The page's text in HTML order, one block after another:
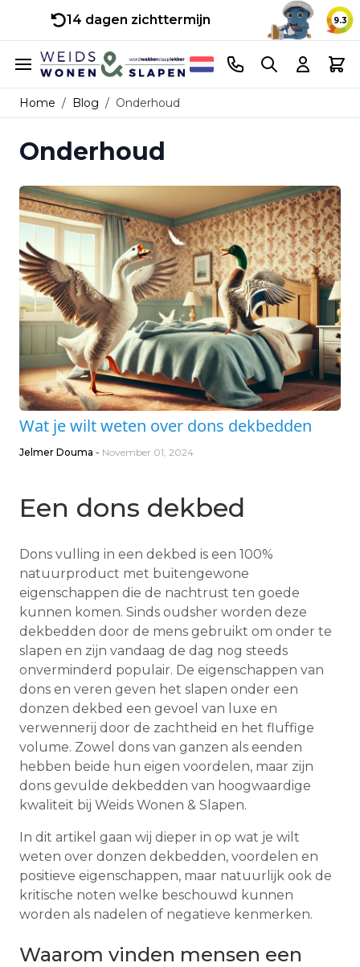
14 dagen zichttermijn 9.3
Ga naar de inhoud
Telefoonnummer
Search Cart
Home / Blog / Onderhoud
Onderhoud
Wat je wilt weten over dons dekbedden
Jelmer Douma - November 01, 2024
Een dons dekbed
Dons vulling in een dekbed is een 100%
natuurproduct met buitengewone
eigenschappen die de nachtrust ten goede
kunnen komen. Sinds oudsher worden deze
dekbedden door de mens gebruikt om onder te
slapen en zijn vandaag de dag nog steeds
onverminderd populair. De eigenschappen van
dons en veren geven het slapen onder een
donzen dekbed een gevoel van luxe en
verwennerij door de zachtheid en het fluffige
volume. Zowel dons van ganzen als eenden
hebben beide hun eigen voordelen, maar zijn
dons gevulde dekbedden van hoogwaardige
kwaliteit bij Weids Wonen & Slapen.
In dit artikel gaan wij dieper in op wat je wilt
weten over donzen dekbedden, voordelen en
positieve eigenschappen, maar natuurlijk ook de
kritische noten welke beschouwd kunnen
worden als nadelen of negatieve kenmerken.
Waarom vinden mensen een